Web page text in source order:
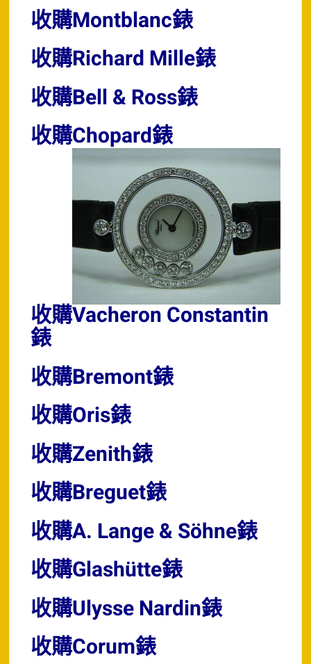
收購Montblanc錶
收購Richard Mille錶
收購Bell & Ross錶
收購Chopard錶
收購Vacheron Constantin
錶
收購Bremont錶
收購Oris錶
收購Zenith錶
收購Breguet錶
收購A. Lange & Söhne錶
收購Glashütte錶
收購Ulysse Nardin錶
收購Corum錶